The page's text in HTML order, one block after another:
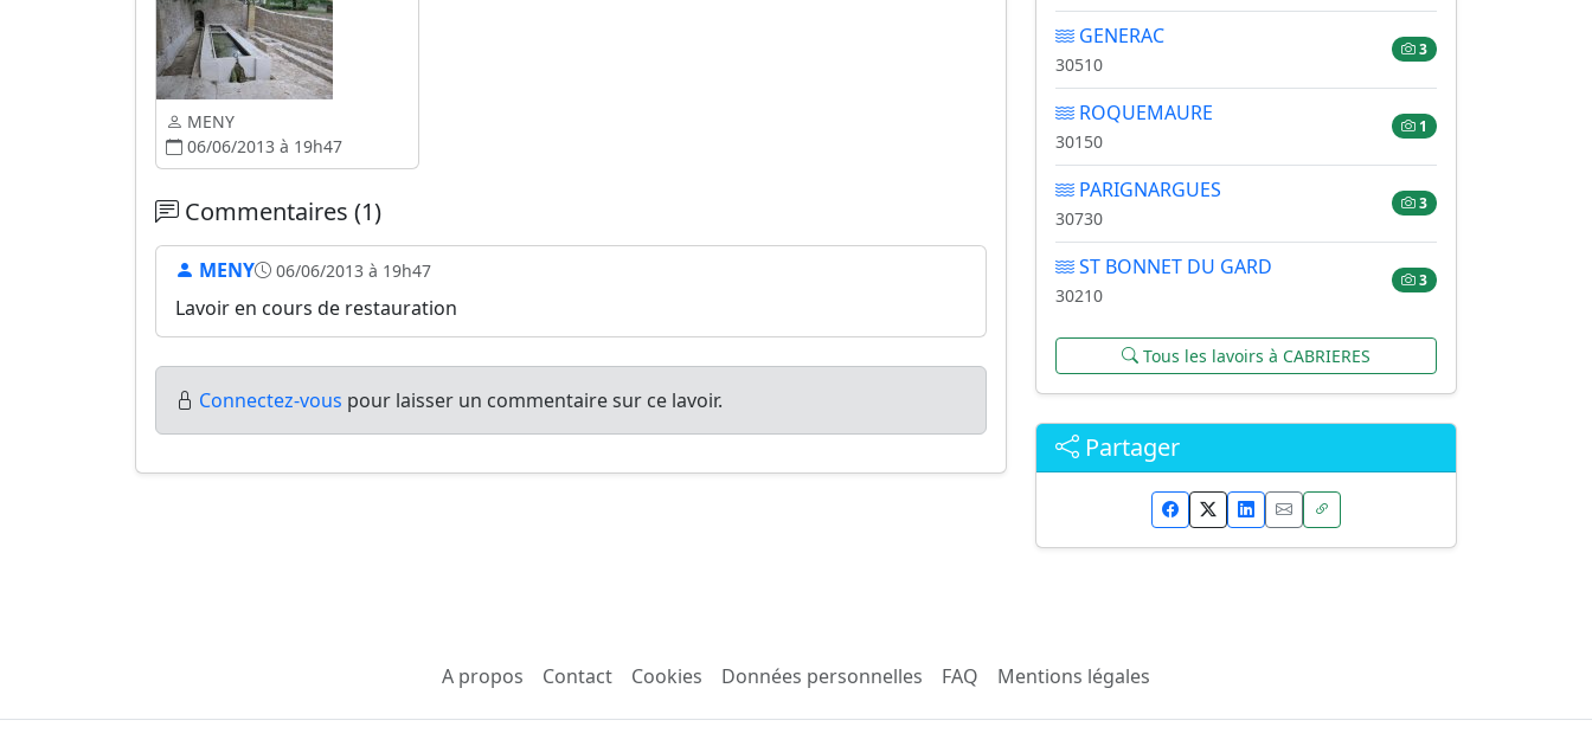
MENY
06/06/2013 à 19h47
Commentaires (1)
MENY 06/06/2013 à 19h47
Lavoir en cours de restauration
Connectez-vous pour laisser un commentaire sur ce lavoir.
GENERAC
30510
3
ROQUEMAURE
30150
1
PARIGNARGUES
30730
3
ST BONNET DU GARD
30210
3
Tous les lavoirs à CABRIERES
Partager
A propos Contact Cookies Données personnelles FAQ Mentions légales